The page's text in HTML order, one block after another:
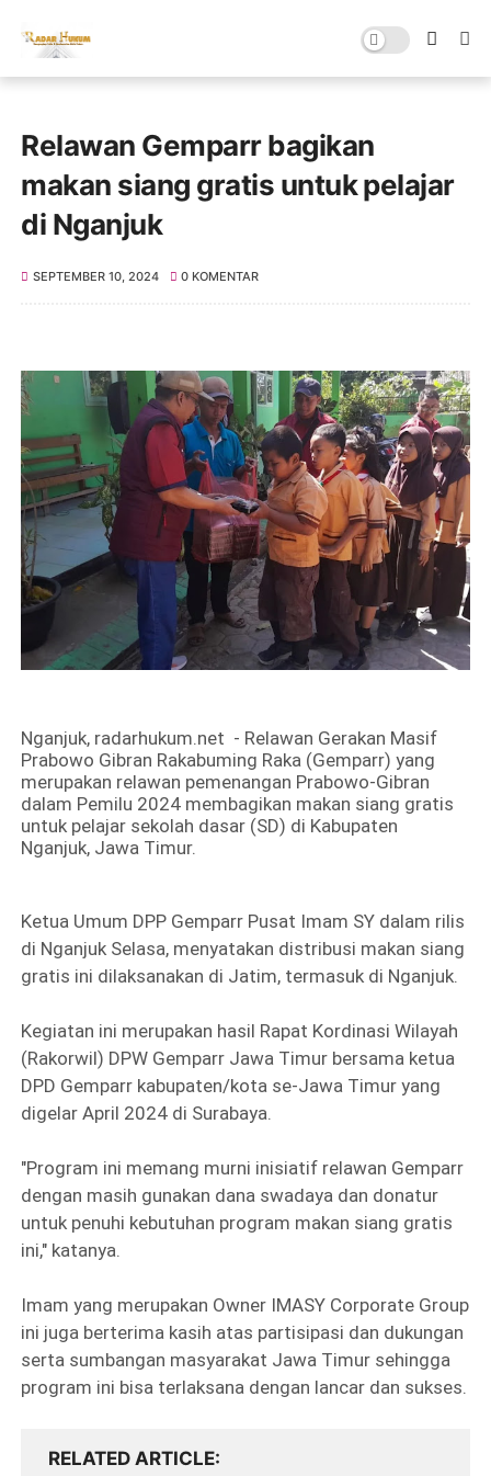
Relawan Gemparr bagikan
makan siang gratis untuk pelajar
di Nganjuk
SEPTEMBER 10, 2024 0 KOMENTAR
Nganjuk, radarhukum.net - Relawan Gerakan Masif
Prabowo Gibran Rakabuming Raka (Gemparr) yang
merupakan relawan pemenangan Prabowo-Gibran
dalam Pemilu 2024 membagikan makan siang gratis
untuk pelajar sekolah dasar (SD) di Kabupaten
Nganjuk, Jawa Timur.
Ketua Umum DPP Gemparr Pusat Imam SY dalam rilis
di Nganjuk Selasa, menyatakan distribusi makan siang
gratis ini dilaksanakan di Jatim, termasuk di Nganjuk.
Kegiatan ini merupakan hasil Rapat Kordinasi Wilayah
(Rakorwil) DPW Gemparr Jawa Timur bersama ketua
DPD Gemparr kabupaten/kota se-Jawa Timur yang
digelar April 2024 di Surabaya.
"Program ini memang murni inisiatif relawan Gemparr
dengan masih gunakan dana swadaya dan donatur
untuk penuhi kebutuhan program makan siang gratis
ini," katanya.
Imam yang merupakan Owner IMASY Corporate Group
ini juga berterima kasih atas partisipasi dan dukungan
serta sumbangan masyarakat Jawa Timur sehingga
program ini bisa terlaksana dengan lancar dan sukses.
RELATED ARTICLE